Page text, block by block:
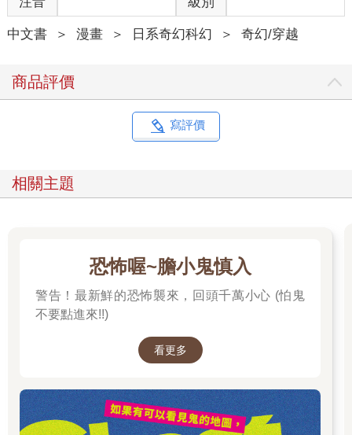
中文書 ＞ 漫畫 ＞ 日系奇幻科幻 ＞ 奇幻/穿越
商品評價
寫評價
相關主題
恐怖喔~膽小鬼慎入
警告！最新鮮的恐怖襲來，回頭千萬小心 (怕鬼
不要點進來!!)
看更多